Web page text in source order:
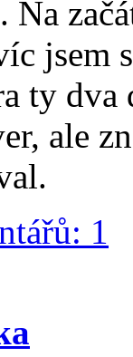
Na
jsem
ty
ale
1